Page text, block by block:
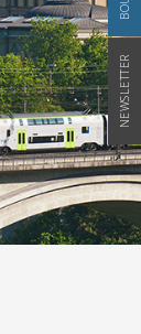
NEWSLETTER